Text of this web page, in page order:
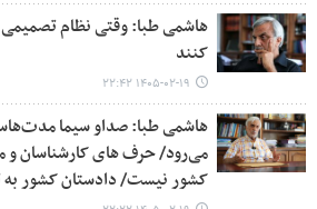
هاشمی طبا: وقتی نظام تصمیمی
کنند
۱۴۰۵-۰۲-۱۹ ۲۲:۴۲
هاشمی طبا: صداو سیما
می‌رود/ حرف های کارشناسان و
کشور نیست/ دادستان کشور به